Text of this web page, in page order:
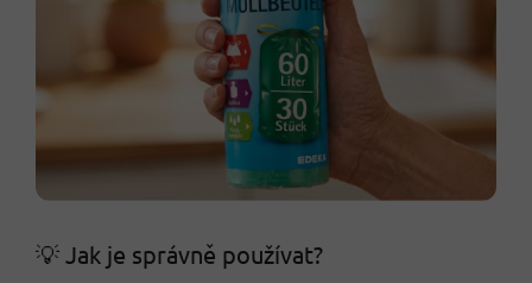
💡 Jak je správně používat?